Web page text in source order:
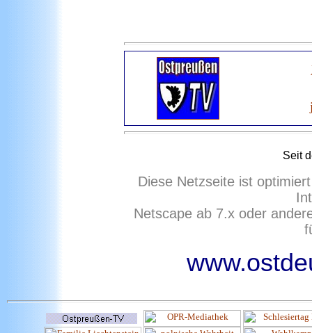
Seit
Diese Netzseite ist
Netscape ab 7.x oder